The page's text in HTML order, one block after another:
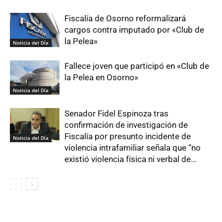
Noticia del Día
Fiscalía de Osorno reformalizará
cargos contra imputado por «Club de
la Pelea»
Noticia del Día
Fallece joven que participó en «Club de
la Pelea en Osorno»
Noticia del Día
Senador Fidel Espinoza tras
confirmación de investigación de
Fiscalía por presunto incidente de
violencia intrafamiliar señala que “no
existió violencia física ni verbal de...